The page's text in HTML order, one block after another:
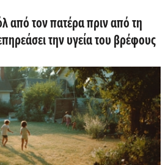
από τον πατέρα πριν από τη
την υγεία του βρέφους